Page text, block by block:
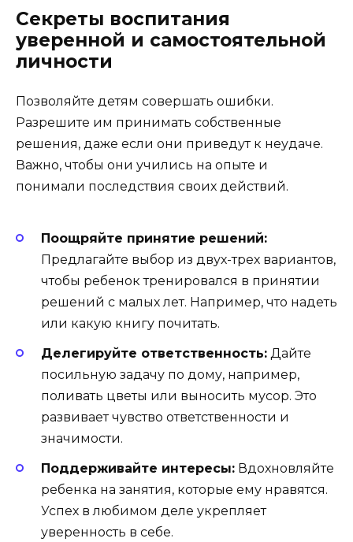
Секреты воспитания
уверенной и самостоятельной
личности
Позволяйте детям совершать ошибки.
Разрешите им принимать собственные
решения, даже если они приведут к неудаче.
Важно, чтобы они учились на опыте и
понимали последствия своих действий.
Поощряйте принятие решений:
Предлагайте выбор из двух-трех вариантов,
чтобы ребенок тренировался в принятии
решений с малых лет. Например, что надеть
или какую книгу почитать.
Делегируйте ответственность: Дайте
посильную задачу по дому, например,
поливать цветы или выносить мусор. Это
развивает чувство ответственности и
значимости.
Поддерживайте интересы: Вдохновляйте
ребенка на занятия, которые ему нравятся.
Успех в любимом деле укрепляет
уверенность в себе.